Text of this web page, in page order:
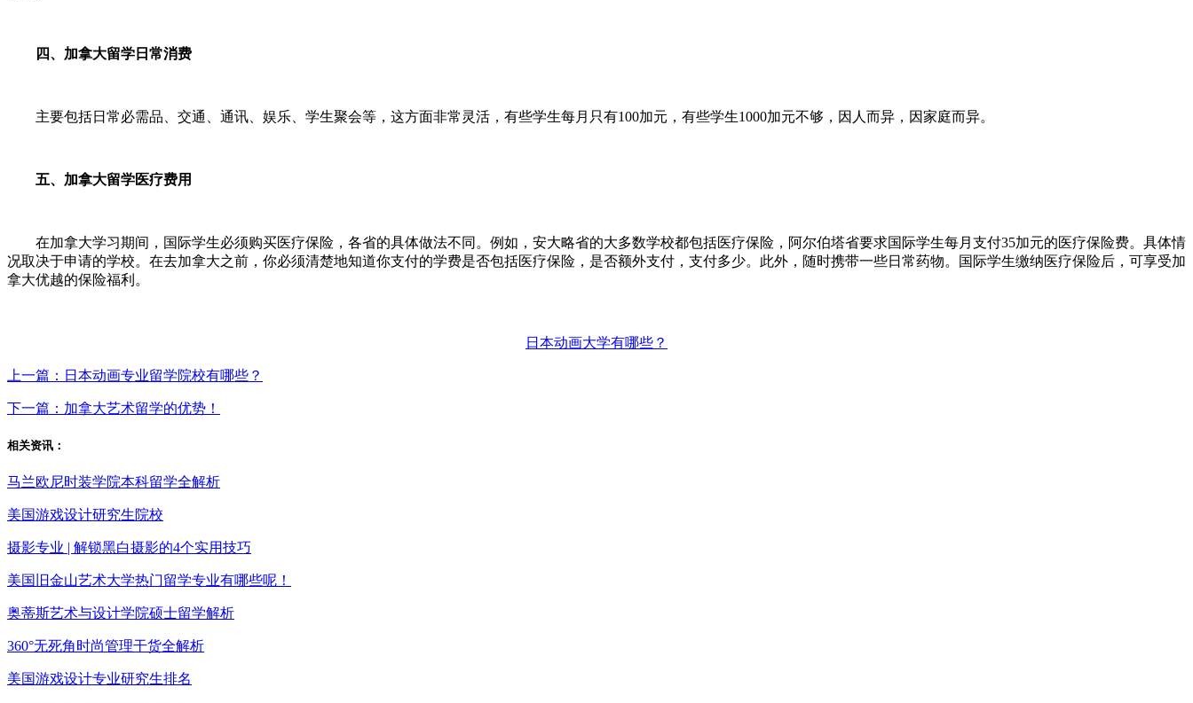
四、加拿大留学日常消费
主要包括日常必需品、交通、通讯、娱乐、学生聚会等，这方面非常灵活，有些学生每月只有100加元，有些学生1000加元不够，因人而异，因家庭而异。
五、加拿大留学医疗费用
在加拿大学习期间，国际学生必须购买医疗保险，各省的具体做法不同。例如，安大略省的大多数学校都包括医疗保险，阿尔伯塔省要求国际学生每月支付35加元的医疗保险费。具体情
况取决于申请的学校。在去加拿大之前，你必须清楚地知道你支付的学费是否包括医疗保险，是否额外支付，支付多少。此外，随时携带一些日常药物。国际学生缴纳医疗保险后，可享受加
拿大优越的保险福利。
日本动画大学有哪些？
上一篇：日本动画专业留学院校有哪些？
下一篇：加拿大艺术留学的优势！
相关资讯：
马兰欧尼时装学院本科留学全解析
美国游戏设计研究生院校
摄影专业 | 解锁黑白摄影的4个实用技巧
美国旧金山艺术大学热门留学专业有哪些呢！
奥蒂斯艺术与设计学院硕士留学解析
360°无死角时尚管理干货全解析
美国游戏设计专业研究生排名